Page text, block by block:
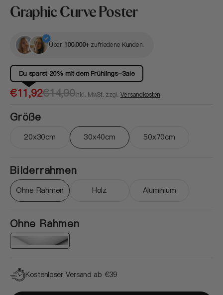
Graphic Curve Poster
Über 100.000+zufriedene Kunden.
Du sparst 20% mit dem Frühlings-Sale
Verkaufspreis
€11,92
Normaler€14,90inkl. MwSt. zzgl. Versandkosten
Größe
20x30cmVariante ausverkauft oder nicht verfügbar
30x40cmVariante ausverkauft oder nicht
50x70cm
Variante
Bilderrahmen
Ohne RahmenVariante ausverkauft oder nicht verfügbar
HolzVariante ausverkauft oder nicht
Aluminium
Variante
Ohne Rahmen
Kostenloser Versand ab €39